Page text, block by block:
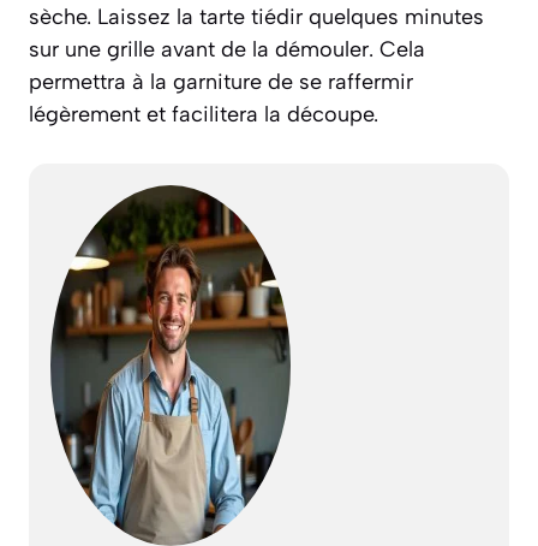
sèche. Laissez la tarte tiédir quelques minutes
sur une grille avant de la démouler. Cela
permettra à la garniture de se raffermir
légèrement et facilitera la découpe.